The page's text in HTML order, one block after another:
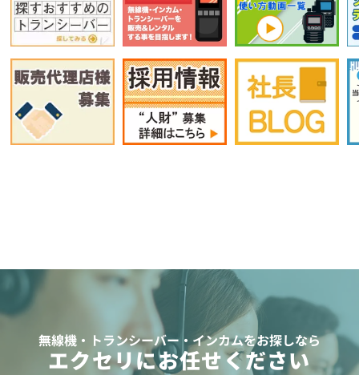
無線機・トランシーバー・インカムをお探しなら
エクセリにお任せください